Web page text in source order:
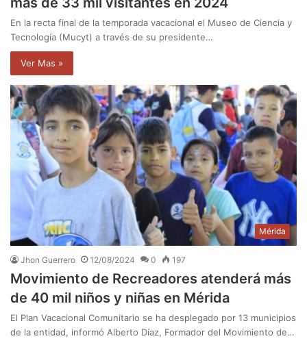
En la recta final de la temporada vacacional el Museo de Ciencia y
Tecnología (Mucyt) a través de su presidente…
Ver Mas »
Mérida
Jhon Guerrero 12/08/2024 0 197
Movimiento de Recreadores atenderá más
de 40 mil niños y niñas en Mérida
El Plan Vacacional Comunitario se ha desplegado por 13 municipios
de la entidad, informó Alberto Díaz, Formador del Movimiento de…